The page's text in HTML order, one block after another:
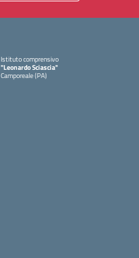
Istituto comprensivo
"Leonardo Sciascia"
Camporeale (PA)
— Visita la pagina iniziale della scuola